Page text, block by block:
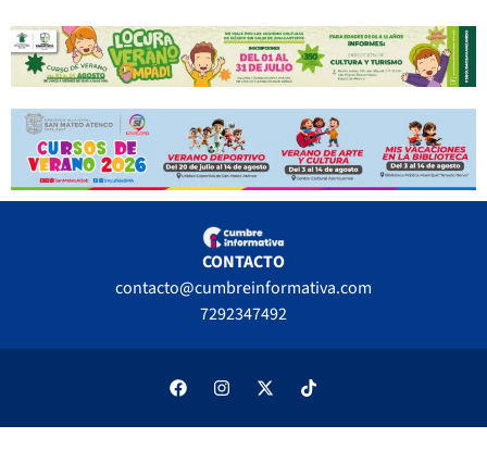
CONTACTO
contacto@cumbreinformativa.com
7292347492